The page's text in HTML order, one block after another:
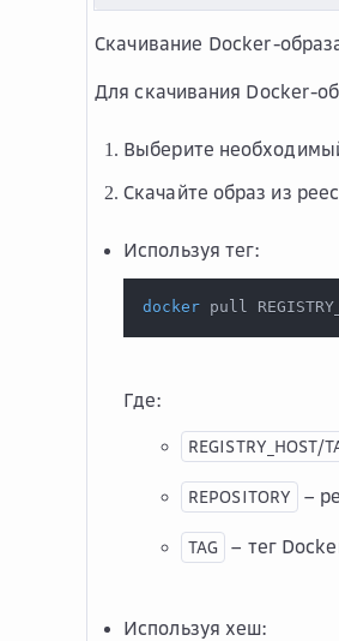
Скачивание Docker-
Для скачивания Docker-
Выберите
Скачайте образ из
Используя тег:
docker pull
Где:
REGISTRY_HOST/
REPOSITORY –
TAG – тег
Используя хеш: